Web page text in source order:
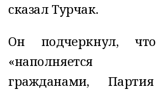
сказал Турчак.
Он подчеркнул,
«наполняется
гражданами,